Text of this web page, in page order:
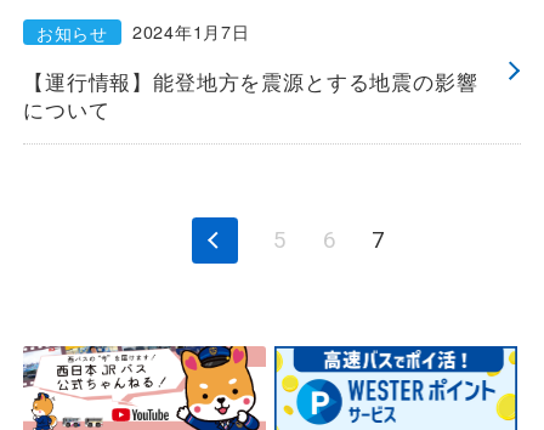
お問い合わせ・Q&A
会社案内
安全安心への
取組み
採用情報
【運行情報】能登地方を震源とする地震の影響
について
2024年1月7日
お知らせ
5 6 7